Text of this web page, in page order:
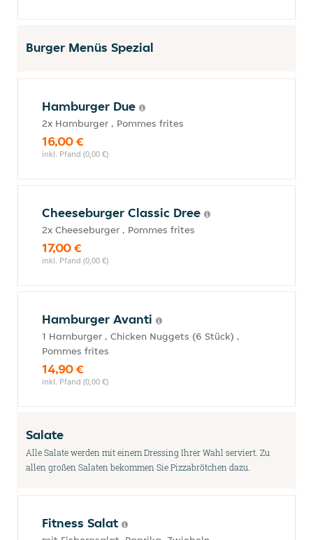
Burger Menüs Spezial
Hamburger Due
2x Hamburger , Pommes frites
16,00 €
inkl. Pfand (0,00 €)
Cheeseburger Classic Dree
2x Cheeseburger , Pommes frites
17,00 €
inkl. Pfand (0,00 €)
Hamburger Avanti
1 Hamburger , Chicken Nuggets (6 Stück) ,
Pommes frites
14,90 €
inkl. Pfand (0,00 €)
Salate
Alle Salate werden mit einem Dressing Ihrer Wahl serviert. Zu
allen großen Salaten bekommen Sie Pizzabrötchen dazu.
Fitness Salat